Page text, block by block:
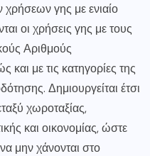
χρήσεων γης με ενιαίο
οι χρήσεις γης με τους
Αριθμούς
και με τις κατηγορίες της
Δημιουργείται έτσι
χωροταξίας,
και οικονομίας, ώστε
μην χάνονται στο